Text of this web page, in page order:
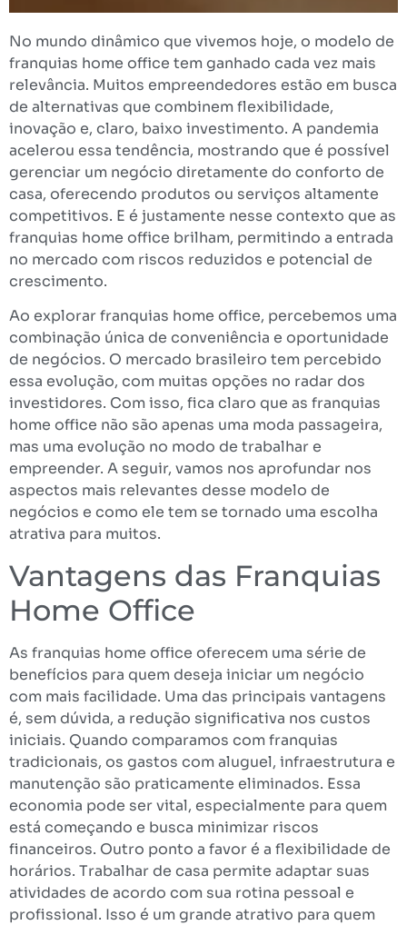
No mundo dinâmico que vivemos hoje, o modelo de
franquias home office tem ganhado cada vez mais
relevância. Muitos empreendedores estão em busca
de alternativas que combinem flexibilidade,
inovação e, claro, baixo investimento. A pandemia
acelerou essa tendência, mostrando que é possível
gerenciar um negócio diretamente do conforto de
casa, oferecendo produtos ou serviços altamente
competitivos. E é justamente nesse contexto que as
franquias home office brilham, permitindo a entrada
no mercado com riscos reduzidos e potencial de
crescimento.
Ao explorar franquias home office, percebemos uma
combinação única de conveniência e oportunidade
de negócios. O mercado brasileiro tem percebido
essa evolução, com muitas opções no radar dos
investidores. Com isso, fica claro que as franquias
home office não são apenas uma moda passageira,
mas uma evolução no modo de trabalhar e
empreender. A seguir, vamos nos aprofundar nos
aspectos mais relevantes desse modelo de
negócios e como ele tem se tornado uma escolha
atrativa para muitos.
Vantagens das Franquias
Home Office
As franquias home office oferecem uma série de
benefícios para quem deseja iniciar um negócio
com mais facilidade. Uma das principais vantagens
é, sem dúvida, a redução significativa nos custos
iniciais. Quando comparamos com franquias
tradicionais, os gastos com aluguel, infraestrutura e
manutenção são praticamente eliminados. Essa
economia pode ser vital, especialmente para quem
está começando e busca minimizar riscos
financeiros. Outro ponto a favor é a flexibilidade de
horários. Trabalhar de casa permite adaptar suas
atividades de acordo com sua rotina pessoal e
profissional. Isso é um grande atrativo para quem